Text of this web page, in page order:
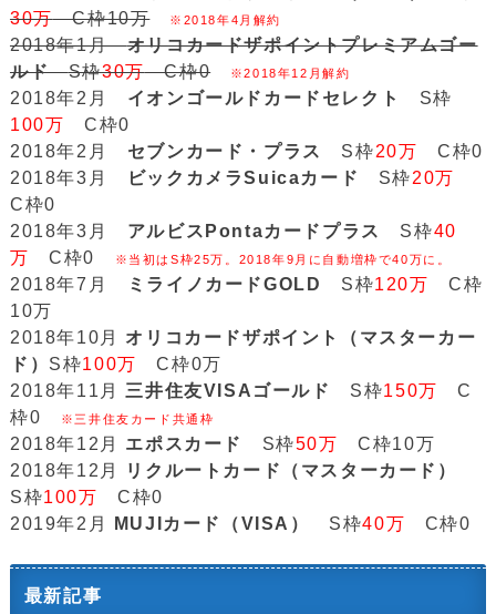
30万C枠10万 ※2018年4月解約
2018年1月オリコカードザポイントプレミアムゴー
ルドS枠30万C枠0 ※2018年12月解約
2018年2月 イオンゴールドカードセレクト
S枠
100万 C枠0
2018年2月 セブンカード・プラス S枠20万 C枠0
2018年3月
ビックカメラSuicaカード S枠20万
C枠0
2018年3月 アルビスPontaカードプラス S枠40
万 C枠0 ※当初はS枠25万。2018年9月に自動増枠で40万に。
2018年7月 ミライノカードGOLD S枠120万 C枠
10万
2018年10月 オリコカードザポイント（マスターカー
ド） S枠100万
C枠0万
2018年11月 三井住友VISAゴールド S枠150万
C
枠0
※三井住友カード共通枠
2018年12月 エポスカード S枠50万 C枠10万
2018年12月
リクルートカード（マスターカード）
S枠100万 C枠0
2019年2月
MUJIカード（VISA） S枠40万 C枠0
最新記事